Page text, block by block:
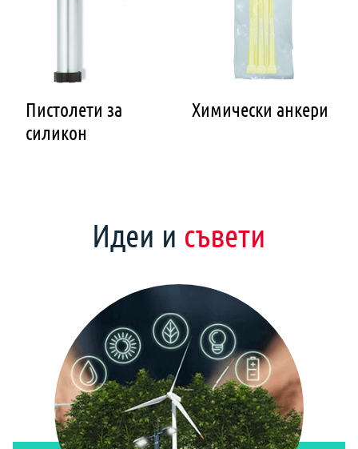
Пистолети за
силикон
Химически анкери
Идеи и съвети